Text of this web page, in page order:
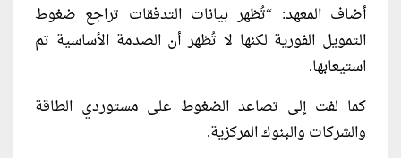
أضاف المعهد: “تُظهر بيانات التدفقات تراجع ضغوط
التمويل الفورية لكنها لا تُظهر أن الصدمة الأساسية تم
استيعابها.
كما لفت إلى تصاعد الضغوط على مستوردي الطاقة
والشركات والبنوك المركزية.